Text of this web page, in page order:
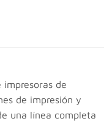
de
de impresión y
una línea completa